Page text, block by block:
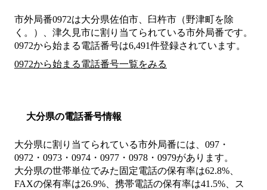
市外局番0972は大分県佐伯市、臼杵市（野津町を除
く。）、津久見市に割り当てられている市外局番です。
0972から始まる電話番号は6,491件登録されています。
0972から始まる電話番号一覧をみる
大分県の電話番号情報
大分県に割り当てられている市外局番には、097・
0972・0973・0974・0977・0978・0979があります。
大分県の世帯単位でみた固定電話の保有率は62.8%、
FAXの保有率は26.9%、携帯電話の保有率は41.5%、ス